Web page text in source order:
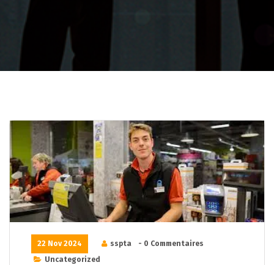
22 Nov 2024 sspta
- 0 Commentaires
Uncategorized